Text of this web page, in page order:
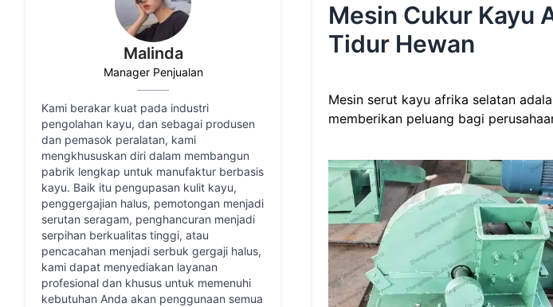
Malinda
Manager Penjualan
Kami berakar kuat pada industri
pengolahan kayu, dan sebagai produsen
dan pemasok peralatan, kami
mengkhususkan diri dalam membangun
pabrik lengkap untuk manufaktur berbasis
kayu. Baik itu pengupasan kulit kayu,
penggergajian halus, pemotongan menjadi
serutan seragam, penghancuran menjadi
serpihan berkualitas tinggi, atau
pencacahan menjadi serbuk gergaji halus,
kami dapat menyediakan layanan
profesional dan khusus untuk memenuhi
kebutuhan Anda akan penggunaan semua
Mesin Cukur Kayu
Tidur Hewan
Mesin serut kayu afrika selatan
memberikan peluang bagi